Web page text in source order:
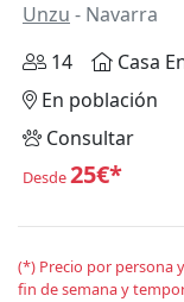
Unzu - Navarra
14
Casa
En población
Consultar
Desde25€*
(*) Precio por persona
fin de semana y